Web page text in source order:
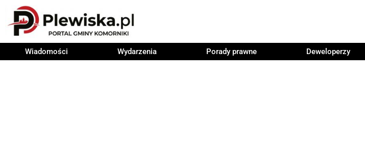
Wiadomości Wydarzenia Porady prawne Deweloperzy